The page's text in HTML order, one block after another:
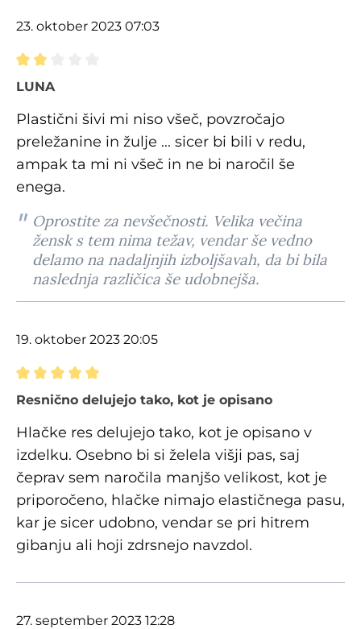
23. oktober 2023 07:03
Ocena z oceno 2 od 5 zvezdic
LUNA
Plastični šivi mi niso všeč, povzročajo
preležanine in žulje ... sicer bi bili v redu,
ampak ta mi ni všeč in ne bi naročil še
enega.
Oprostite za nevšečnosti. Velika večina
žensk s tem nima težav, vendar še vedno
delamo na nadaljnjih izboljšavah, da bi bila
naslednja različica še udobnejša.
19. oktober 2023 20:05
Ocena z oceno 5 od 5 zvezdic
Resnično delujejo tako, kot je opisano
Hlačke res delujejo tako, kot je opisano v
izdelku. Osebno bi si želela višji pas, saj
čeprav sem naročila manjšo velikost, kot je
priporočeno, hlačke nimajo elastičnega pasu,
kar je sicer udobno, vendar se pri hitrem
gibanju ali hoji zdrsnejo navzdol.
27. september 2023 12:28